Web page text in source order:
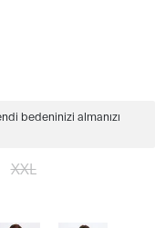
bedeninizi almanızı
XXL